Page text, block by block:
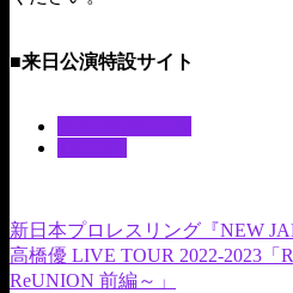
■来日公演特設サイト
新日本プロレスリング『NEW
高橋優 LIVE TOUR 2022-2023「
ReUNION 前編～」